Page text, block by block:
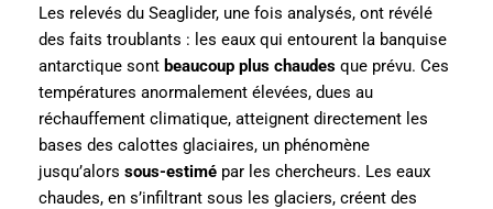
Les relevés du Seaglider, une fois analysés, ont révélé
des faits troublants : les eaux qui entourent la banquise
antarctique sont beaucoup plus chaudes que prévu. Ces
températures anormalement élevées, dues au
réchauffement climatique, atteignent directement les
bases des calottes glaciaires, un phénomène
jusqu’alors sous-estimé par les chercheurs. Les eaux
chaudes, en s’infiltrant sous les glaciers, créent des